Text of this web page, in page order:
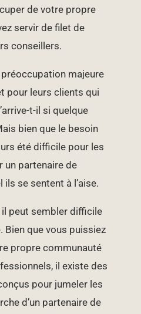
de votre propre
servir de filet de
conseillers.
majeure
pour leurs clients qui
t-il si quelque
bien que le besoin
été difficile pour les
un partenaire de
se sentent à l’aise.
il peut sembler difficile
Bien que vous puissiez
propre communauté
il existe des
pour jumeler les
d’un partenaire de